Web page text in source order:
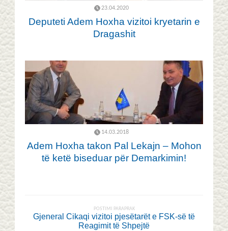
23.04.2020
Deputeti Adem Hoxha vizitoi kryetarin e
Dragashit
14.03.2018
Adem Hoxha takon Pal Lekajn – Mohon
të ketë biseduar për Demarkimin!
POSTIMI PARAPRAK
Gjeneral Cikaqi vizitoi pjesëtarët e FSK-së të
Reagimit të Shpejtë